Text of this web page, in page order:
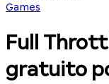
Games
Full
gratuito